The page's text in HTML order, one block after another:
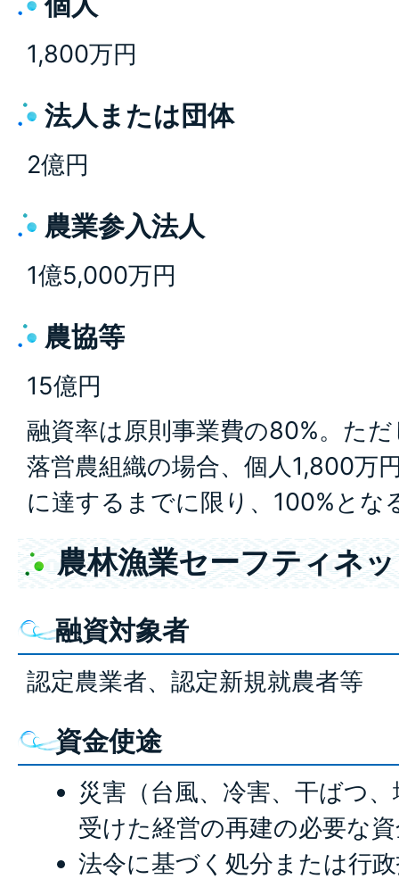
1,800万円
法人または団体
2億円
農業参入法人
1億5,000万円
農協等
15億円
融資率は原則事業費の80%。た
落営農組織の場合、個人1,800万
に達するまでに限り、100%とな
農林漁業セーフティネ
融資対象者
認定農業者、認定新規就農者等
資金使途
災害（台風、冷害、干ばつ
受けた経営の再建の必要な
法令に基づく処分または行